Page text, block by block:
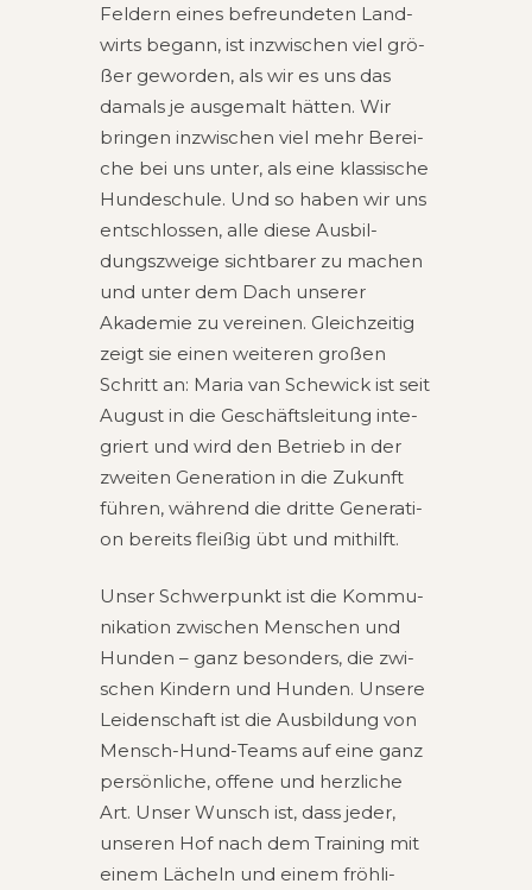
Fel­dern eines befreun­de­ten Land­
wirts begann, ist inzwi­schen viel grö­
ßer gewor­den, als wir es uns das
damals je aus­ge­malt hät­ten. Wir
brin­gen inzwi­schen viel mehr Berei­
che bei uns unter, als eine klas­si­sche
Hun­de­schu­le. Und so haben wir uns
ent­schlos­sen, alle diese Aus­bil­
dungs­zwei­ge sicht­ba­rer zu machen
und unter dem Dach unse­rer
Akademie zu ver­ei­nen. Gleich­zei­tig
zeigt sie einen wei­te­ren gro­ßen
Schritt an: Maria van Schewick ist seit
August in die Geschäfts­lei­tung inte­
griert und wird den Betrieb in der
zwei­ten Gene­ra­ti­on in die Zukunft
füh­ren, wäh­rend die drit­te Gene­ra­ti­
on bereits flei­ßig übt und mithilft.
Unser Schwer­punkt ist die Kom­mu­
ni­ka­ti­on zwi­schen Men­schen und
Hun­den – ganz beson­ders, die zwi­
schen Kin­dern und Hun­den. Unse­re
Lei­den­schaft ist die Aus­bil­dung von
Mensch-Hund-Teams auf eine ganz
per­sön­li­che, offe­ne und herz­li­che
Art. Unser Wunsch ist, dass jeder,
unse­ren Hof nach dem Trai­ning mit
einem Lächeln und einem fröh­li­